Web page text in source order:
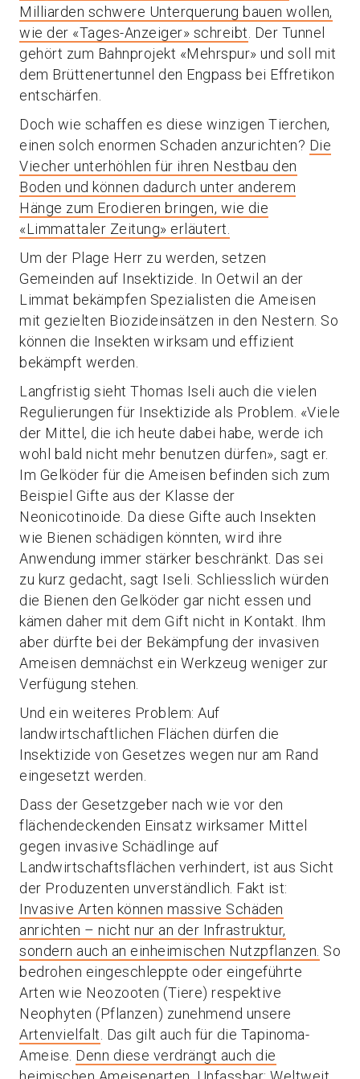
Milliarden schwere Unterquerung bauen wollen,
wie der «Tages-Anzeiger» schreibt . Der Tunnel
gehört zum Bahnprojekt «Mehrspur» und soll mit
dem Brüttenertunnel den Engpass bei Effretikon
entschärfen.
Doch wie schaffen es diese winzigen Tierchen,
einen solch enormen Schaden anzurichten? Die
Viecher unterhöhlen für ihren Nestbau den
Boden und können dadurch unter anderem
Hänge zum Erodieren bringen, wie die
«Limmattaler Zeitung» erläutert.
Um der Plage Herr zu werden, setzen
Gemeinden auf Insektizide. In Oetwil an der
Limmat bekämpfen Spezialisten die Ameisen
mit gezielten Biozideinsätzen in den Nestern. So
können die Insekten wirksam und effizient
bekämpft werden.
Langfristig sieht Thomas Iseli auch die vielen
Regulierungen für Insektizide als Problem. «Viele
der Mittel, die ich heute dabei habe, werde ich
wohl bald nicht mehr benutzen dürfen», sagt er.
Im Gelköder für die Ameisen befinden sich zum
Beispiel Gifte aus der Klasse der
Neonicotinoide. Da diese Gifte auch Insekten
wie Bienen schädigen könnten, wird ihre
Anwendung immer stärker beschränkt. Das sei
zu kurz gedacht, sagt Iseli. Schliesslich würden
die Bienen den Gelköder gar nicht essen und
kämen daher mit dem Gift nicht in Kontakt. Ihm
aber dürfte bei der Bekämpfung der invasiven
Ameisen demnächst ein Werkzeug weniger zur
Verfügung stehen.
Und ein weiteres Problem: Auf
landwirtschaftlichen Flächen dürfen die
Insektizide von Gesetzes wegen nur am Rand
eingesetzt werden.
Dass der Gesetzgeber nach wie vor den
flächendeckenden Einsatz wirksamer Mittel
gegen invasive Schädlinge auf
Landwirtschaftsflächen verhindert, ist aus Sicht
der Produzenten unverständlich. Fakt ist:
Invasive Arten können massive Schäden
anrichten – nicht nur an der Infrastruktur,
sondern auch an einheimischen Nutzpflanzen. So
bedrohen eingeschleppte oder eingeführte
Arten wie Neozooten (Tiere) respektive
Neophyten (Pflanzen) zunehmend unsere
Artenvielfalt . Das gilt auch für die Tapinoma-
Ameise. Denn diese verdrängt auch die